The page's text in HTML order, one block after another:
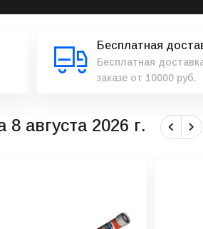
Бесплатная
Бесплатная
заказе от 10000 руб.
августа 2026 г.